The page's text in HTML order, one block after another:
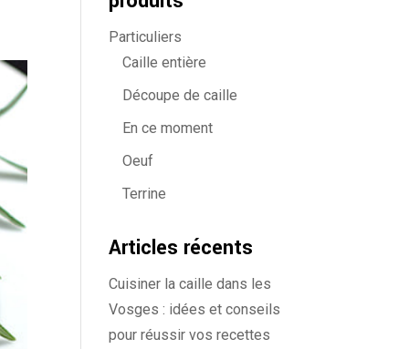
Particuliers
Caille entière
Découpe de caille
En ce moment
Oeuf
Terrine
Articles récents
Cuisiner la caille dans les
Vosges : idées et conseils
pour réussir vos recettes